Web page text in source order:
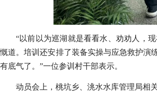
“以前以为巡湖就是看看水、劝劝人，
慨道。培训还安排了装备实操与应急救护演
有底气了。”一位参训村干部表示。
动员会上，桃坑乡、洮水水库管理局相